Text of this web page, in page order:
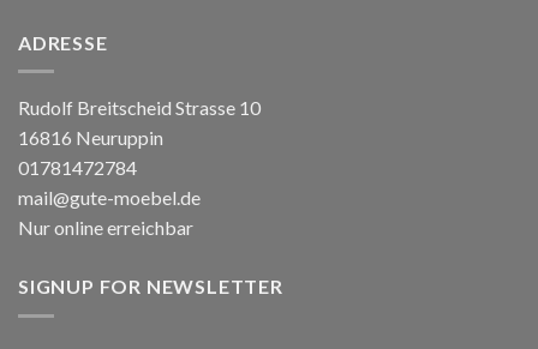
ADRESSE
Rudolf Breitscheid Strasse 10
16816 Neuruppin
01781472784
mail@gute-moebel.de
Nur online erreichbar
SIGNUP FOR NEWSLETTER